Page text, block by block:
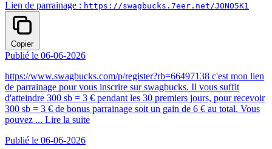
Lien de parrainage : https://swagbucks.7eer.net/JONO5K1
Copier
Publié le 06-06-2026
https://www.swagbucks.com/p/register?rb=66497138 c'est mon lien
de parrainage pour vous inscrire sur swagbucks. Il vous suffit
d'atteindre 300 sb = 3 € pendant les 30 premiers jours, pour recevoir
300 sb = 3 € de bonus parrainage soit un gain de 6 € au total. Vous
pouvez ... Lire la suite
Publié le 06-06-2026